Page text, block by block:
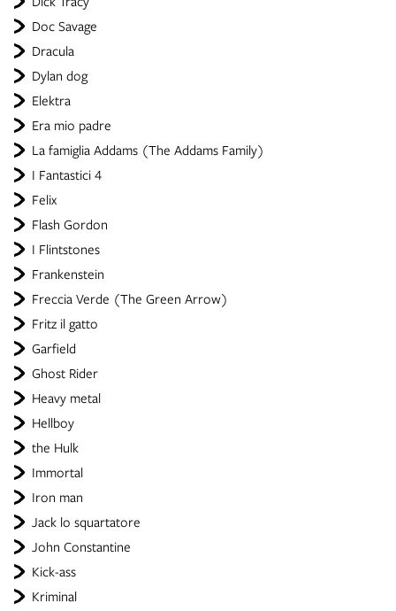
Doc Savage
Dracula
Dylan dog
Elektra
Era mio padre
La famiglia Addams (The Addams Family)
I Fantastici 4
Felix
Flash Gordon
I Flintstones
Frankenstein
Freccia Verde (The Green Arrow)
Fritz il gatto
Garfield
Ghost Rider
Heavy metal
Hellboy
the Hulk
Immortal
Iron man
Jack lo squartatore
John Constantine
Kick-ass
Kriminal